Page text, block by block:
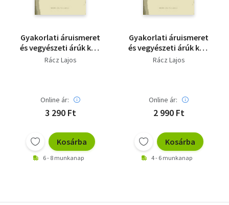
Tankönyv, segédkönyv
Társadalomtudomány
Természettudomány
Gyakorlati áruismeret
és vegyészeti árúk kézi
lexikonja
Rácz Lajos
Online ár:
3 290 Ft
Kosárba
6 - 8 munkanap
Gyakorlati áruismeret
és vegyészeti árúk kézi
lexikonja
Rácz Lajos
Online ár:
2 990 Ft
Kosárba
4 - 6 munkanap